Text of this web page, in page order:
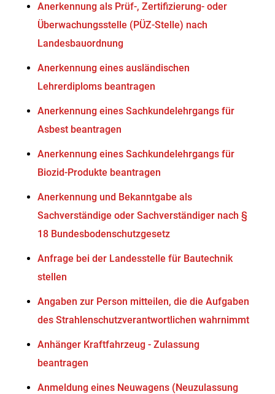
Anerkennung als Prüf-, Zertifizierung- oder
Überwachungsstelle (PÜZ-Stelle) nach
Landesbauordnung
Anerkennung eines ausländischen
Lehrerdiploms beantragen
Anerkennung eines Sachkundelehrgangs für
Asbest beantragen
Anerkennung eines Sachkundelehrgangs für
Biozid-Produkte beantragen
Anerkennung und Bekanntgabe als
Sachverständige oder Sachverständiger nach §
18 Bundesbodenschutzgesetz
Anfrage bei der Landesstelle für Bautechnik
stellen
Angaben zur Person mitteilen, die die Aufgaben
des Strahlenschutzverantwortlichen wahrnimmt
Anhänger Kraftfahrzeug - Zulassung
beantragen
Anmeldung eines Neuwagens (Neuzulassung